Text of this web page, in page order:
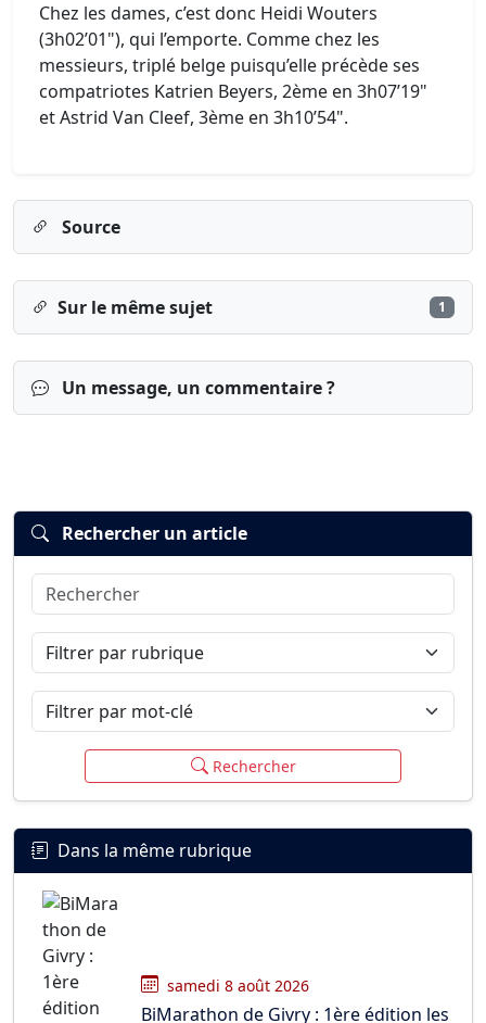
Chez les dames, c’est donc Heidi Wouters
(3h02’01"), qui l’emporte. Comme chez les
messieurs, triplé belge puisqu’elle précède ses
compatriotes Katrien Beyers, 2ème en 3h07’19"
et Astrid Van Cleef, 3ème en 3h10’54".
Source
Sur le même sujet 1
Un message, un commentaire ?
Connexion
Rechercher un article
Rechercher
Filtrer par rubrique
Filtrer par mot-clé
Rechercher
Dans la même rubrique
samedi 8 août 2026
BiMarathon de Givry : 1ère édition les